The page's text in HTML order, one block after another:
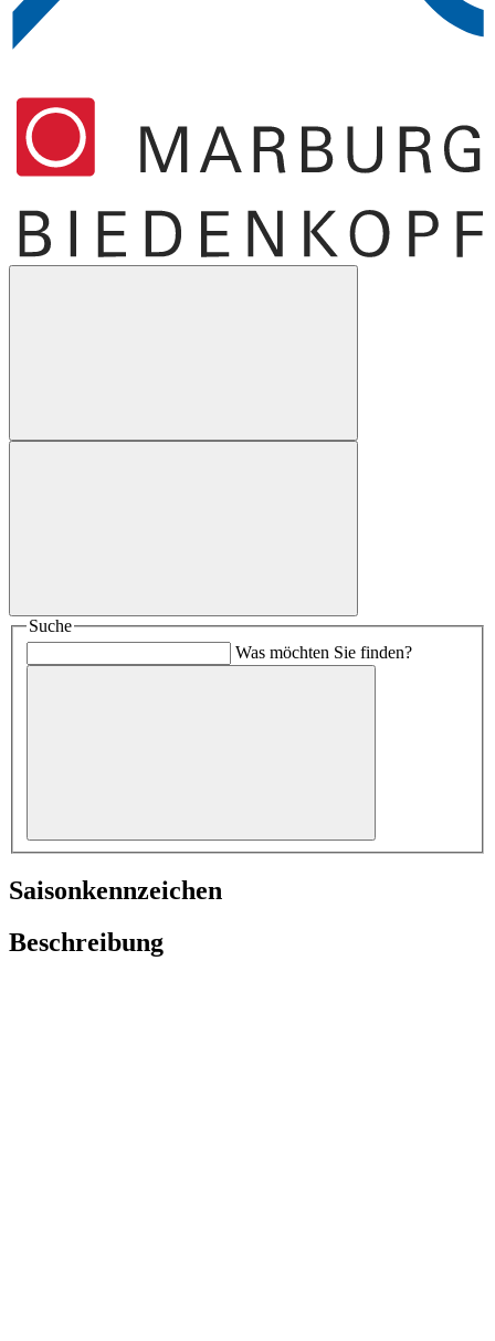
Suche
Was möchten Sie finden?
Saisonkennzeichen
Beschreibung